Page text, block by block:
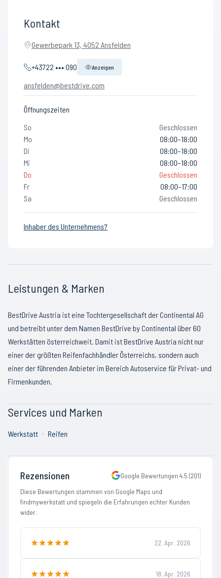
Kontakt
Gewerbepark 13, 4052 Ansfelden
+43722 ••• 090 Anzeigen
ansfelden@bestdrive.com
Öffnungszeiten
So
Geschlossen
Mo
08:00–18:00
Di
08:00–18:00
Mi
08:00–18:00
Do
Geschlossen
Fr
08:00–17:00
Sa
Geschlossen
Inhaber des Unternehmens?
Leistungen & Marken
BestDrive Austria ist eine Tochtergesellschaft der Continental AG
und betreibt unter dem Namen BestDrive by Continental über 60
Werkstätten österreichweit. Damit ist BestDrive Austria nicht nur
einer der größten Reifenfachhändler Österreichs, sondern auch
einer der führenden Anbieter im Bereich Autoservice für Privat- und
Firmenkunden.
Services und Marken
Werkstatt Reifen
Rezensionen Google Bewertungen 4.5 (201)
Diese Bewertungen stammen von Google Maps und
findmywerkstatt und spiegeln die Erfahrungen echter Kunden
wider.
22. Apr. 2026
18. Apr. 2026